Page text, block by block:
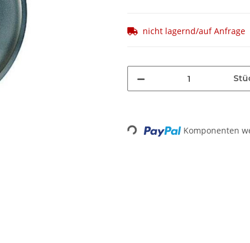
nicht lagernd/auf Anfrage
Loading... Komponenten